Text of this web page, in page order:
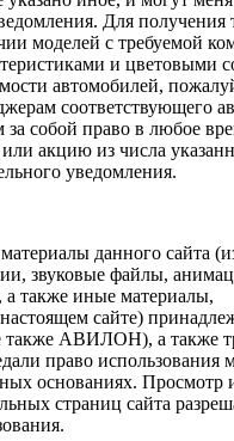
Для получения
моделей с требуемой
и цветовыми
автомобилей,
соответствующего
собой право в любое
акцию из числа
уведомления.
данного сайта
звуковые файлы,
также иные материалы,
сайте)
АВИЛОН), а также
право использования
основаниях. Просмотр
страниц сайта